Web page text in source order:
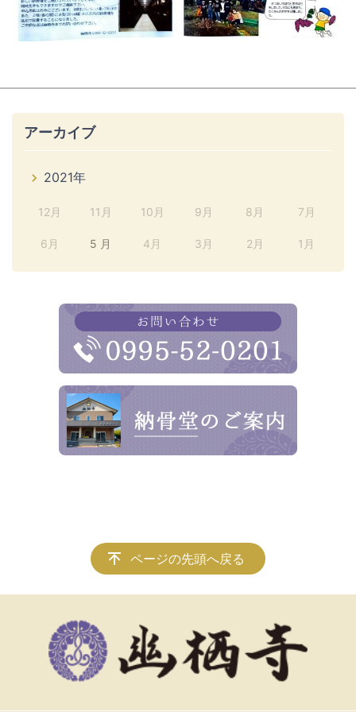
アーカイブ
2021年
12月 11月 10月 9月 8月 7月
6月 5 月 4月 3月 2月 1月
ページの先頭へ戻る